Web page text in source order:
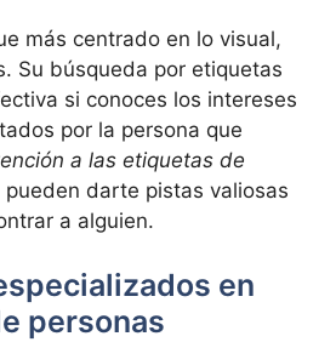
más centrado en lo visual,
Su búsqueda por etiquetas
si conoces los intereses
por la persona que
a las etiquetas de
pueden darte pistas valiosas
a alguien.
en
personas